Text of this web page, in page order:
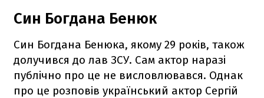
Син Богдана Бенюк
Син Богдана Бенюка, якому 29 років, також
долучився до лав ЗСУ. Сам актор наразі
публічно про це не висловлювався. Однак
про це розповів український актор Сергій